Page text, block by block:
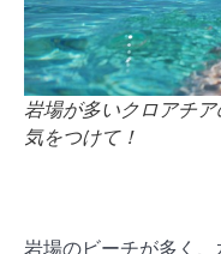
岩場が多いクロアチ
気をつけて！
岩場のビーチが多く